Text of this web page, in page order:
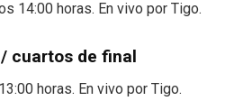
14:00 horas. En vivo por Tigo.
cuartos de final
horas. En vivo por Tigo.